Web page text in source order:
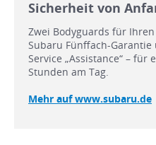
Sicherheit von
Zwei Bodyguards für
Subaru Fünffach-
Service „Assistance“ –
Stunden am Tag.
Mehr auf www.subaru.de